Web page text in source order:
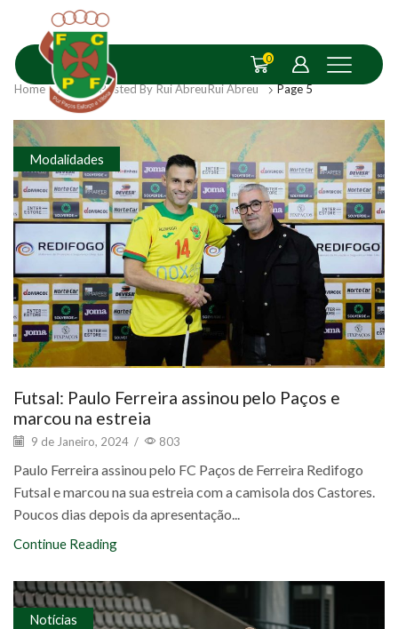
0
Home Articles Posted ByRui AbreuRui Abreu Page 5
Modalidades
Futsal: Paulo Ferreira assinou pelo Paços e
marcou na estreia
9 de Janeiro, 2024 / 803
Paulo Ferreira assinou pelo FC Paços de Ferreira Redifogo
Futsal e marcou na sua estreia com a camisola dos Castores.
Poucos dias depois da apresentação...
Continue Reading
Notícias